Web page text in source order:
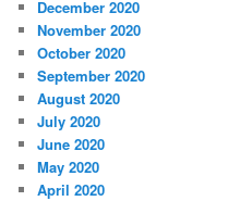
December 2020
November 2020
October 2020
September 2020
August 2020
July 2020
June 2020
May 2020
April 2020